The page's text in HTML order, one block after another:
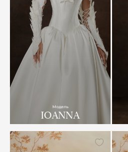
Модель
IOANNA